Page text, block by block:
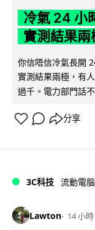
冷氣 24 小
實測結果
你信唔信冷氣長開
實測結果兩極，有
過千。電力部門話
分享
3C科技 流動電腦
Lawton 14 小時